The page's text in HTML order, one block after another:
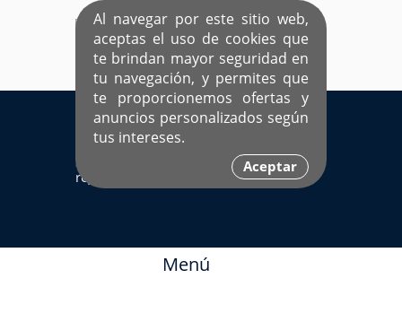
Al navegar por este sitio web,
aceptas el uso de cookies que
te brindan mayor seguridad en
tu navegación, y permites que
te proporcionemos ofertas y
anuncios personalizados según
tus intereses.
Aceptar
EL ÚNICO SITIO DEDICADO A SOLTEROS
HISPANOS COMO TÚ
Ingresa aquí
Sí ya estás
registrado
Menú